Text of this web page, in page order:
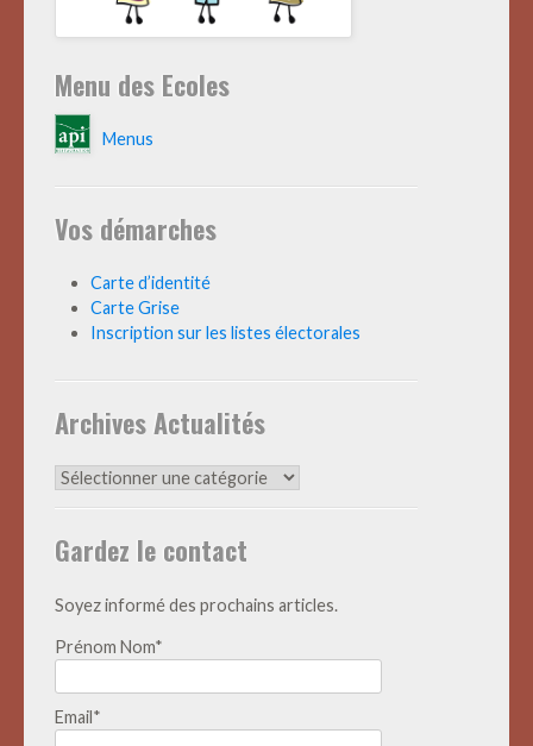
Menu des Ecoles
Menus
Vos démarches
Carte d’identité
Carte Grise
Inscription sur les listes électorales
Archives Actualités
Archives
Gardez le contact
Soyez informé des prochains articles.
Prénom Nom*
Email*